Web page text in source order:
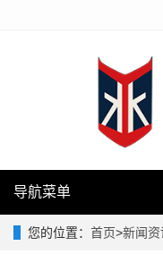
导航菜单
您的位置： 首页>新闻资